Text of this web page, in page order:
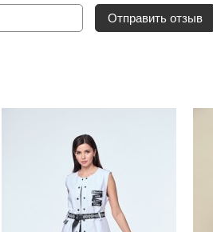
Отправить отзыв